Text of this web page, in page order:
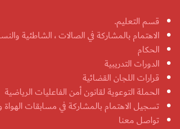
قسم التعليم.
الاهتمام بالمشاركة في الصالات ، الشاطئية
الحكام
الدورات التدريبية
قرارات اللجان القضائية
الحملة التوعوية لقانون أمن الفاعليات الرياضية
تسجيل الاهتمام بالمشاركة في مسابقات
تواصل معنا